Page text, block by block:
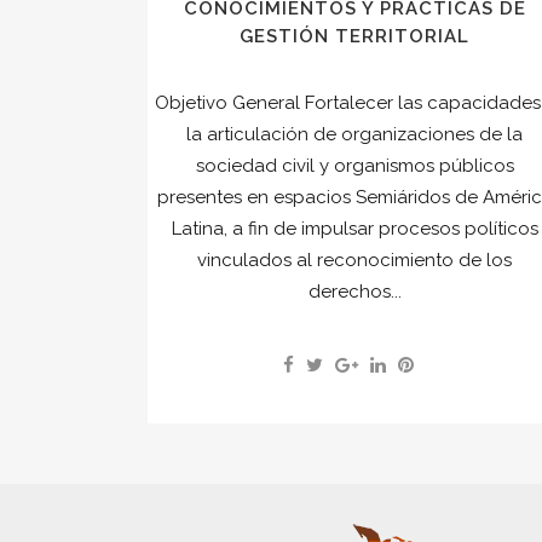
CONOCIMIENTOS Y PRÁCTICAS DE
GESTIÓN TERRITORIAL
Objetivo General Fortalecer las
la articulación de organizaciones de la
sociedad civil y organismos públicos
presentes en espacios Semiáridos de
Latina, a fin de impulsar procesos políticos
vinculados al reconocimiento de los
derechos...